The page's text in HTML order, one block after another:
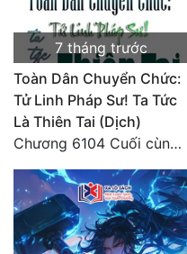
Tu Chân
Tu Tiên
Tội Phạm
Vô Địch
Võng Du
Xuyên Không
7 tháng trước
Toàn Dân Chuyển Chức:
Tử Linh Pháp Sư! Ta Tức
Là Thiên Tai (Dịch)
Chương 6104 Cuối cùng (HẾT)